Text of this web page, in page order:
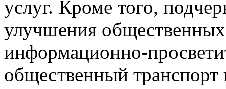
услуг. Кроме того,
улучшения
информационно-
общественный